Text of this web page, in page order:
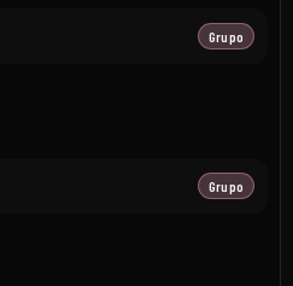
Grupo
Grupo